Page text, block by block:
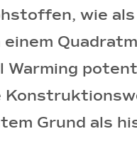
wie
einem
Grund als